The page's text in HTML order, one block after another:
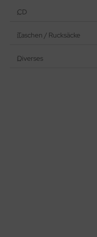
CD
Taschen / Rucksäcke
Diverses